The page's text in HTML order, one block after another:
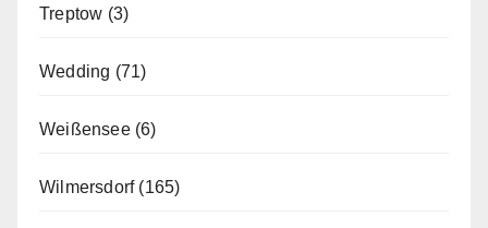
Treptow (3)
Wedding (71)
Weißensee(6)
Wilmersdorf(165)